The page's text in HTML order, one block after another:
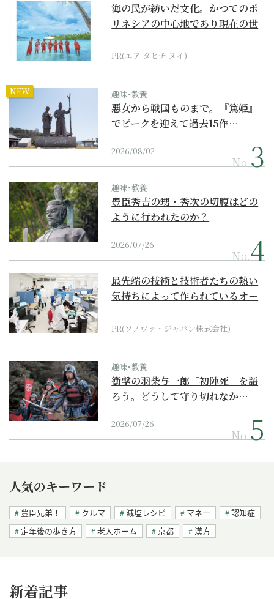
海の民が紡いだ文化。かつてのポ
リネシアの中心地であり現在の世
PR(エア タヒチ ヌイ)
NEW 趣味･教養
悪女から戦国ものまで。『篤姫』
でピークを迎えて過去15作…
2026/08/02
No.
趣味･教養
豊臣秀吉の甥・秀次の切腹はどの
ように行われたのか？
2026/07/26
No.
最先端の技術と技術者たちの熱い
気持ちによって作られているオー
PR(ソノヴァ・ジャパン株式会社)
趣味･教養
衝撃の羽柴与一郎「初陣死」を語
ろう。どうして守り切れなか…
2026/07/26
No.
人気のキーワード
豊臣兄弟！ クルマ 減塩レシピ マネー
認知症
定年後の歩き方
老人ホーム 京都 漢方
新着記事